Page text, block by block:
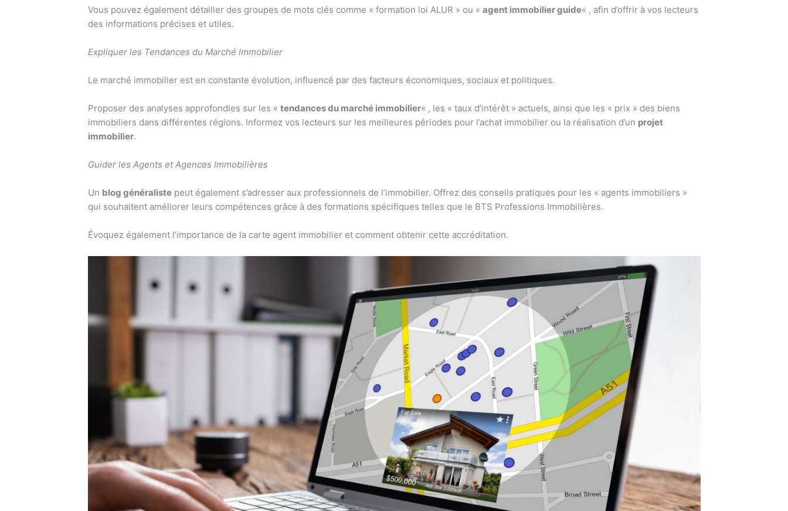
Vous pouvez également détailler des groupes de mots clés comme « formation loi ALUR » ou « agent immobilier guide« , afin d’offrir à vos lecteurs
des informations précises et utiles.
Expliquer les Tendances du Marché Immobilier
Le marché immobilier est en constante évolution, influencé par des facteurs économiques, sociaux et politiques.
Proposer des analyses approfondies sur les « tendances du marché immobilier« , les « taux d’intérêt » actuels, ainsi que les « prix » des biens
immobiliers dans différentes régions. Informez vos lecteurs sur les meilleures périodes pour l’achat immobilier ou la réalisation d’un projet
immobilier.
Guider les Agents et Agences Immobilières
Un blog généralistepeut également s’adresser aux professionnels de l’immobilier. Offrez des conseils pratiques pour les « agents immobiliers »
qui souhaitent améliorer leurs compétences grâce à des formations spécifiques telles que le BTS Professions Immobilières.
Évoquez également l’importance de la carte agent immobilier et comment obtenir cette accréditation.